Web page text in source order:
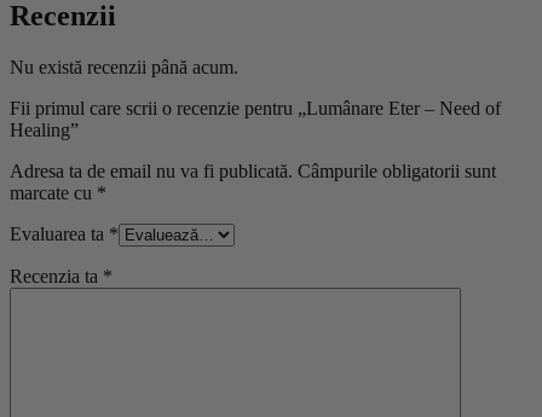
Recenzii
Nu există recenzii până acum.
Fii primul care scrii o recenzie pentru „Lumânare Eter – Need of
Healing”
Adresa ta de email nu va fi publicată. Câmpurile obligatorii sunt
marcate cu *
Evaluarea ta *
Recenzia ta *